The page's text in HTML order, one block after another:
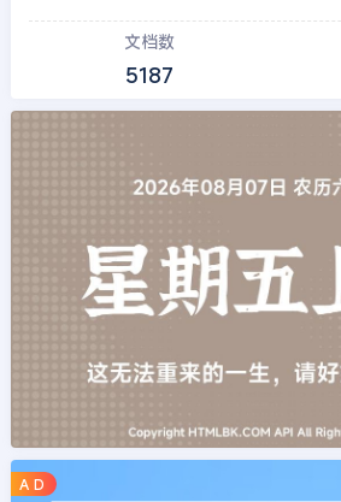
文档数
5187
A D